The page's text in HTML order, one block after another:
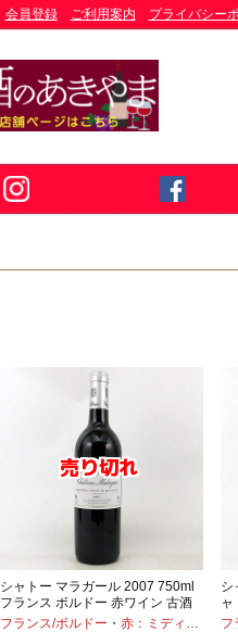
会員登録 ご利用案内 プライバシー
・メルロー
シャトー マラガール 2007 750ml
フランス ボルドー 赤ワイン 古酒
フランス/ボルドー ・ 赤：ミディアムボディ
シ
ャ
フ